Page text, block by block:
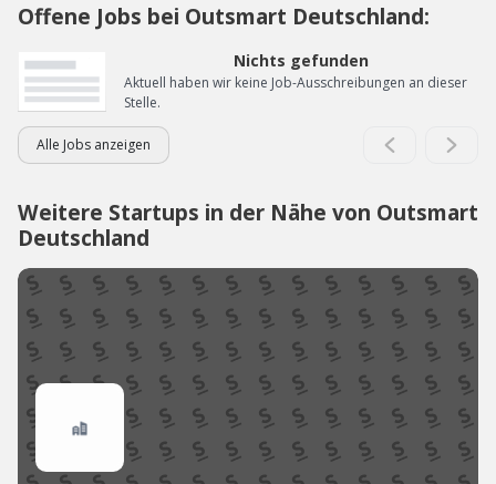
Offene Jobs bei Outsmart Deutschland:
Nichts gefunden
Aktuell haben wir keine Job-Ausschreibungen an dieser
Stelle.
Alle Jobs anzeigen
Weitere Startups in der Nähe von Outsmart
Deutschland